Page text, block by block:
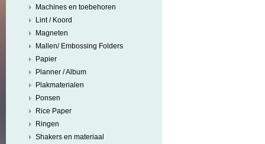
Machines en toebehoren
Lint / Koord
Magneten
Mallen/ Embossing Folders
Papier
Planner / Album
Plakmaterialen
Ponsen
Rice Paper
Ringen
Shakers en materiaal